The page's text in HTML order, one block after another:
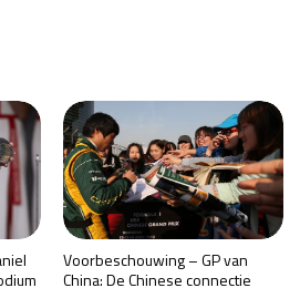
Voorbeschouwing – GP van
China: De Chinese connectie